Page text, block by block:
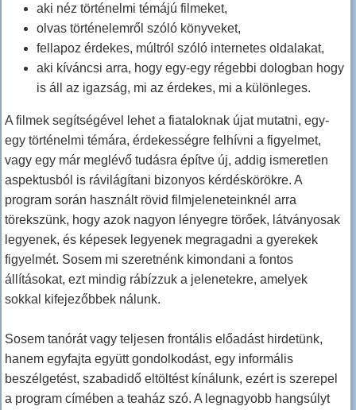
aki néz történelmi témájú filmeket,
olvas történelemről szóló könyveket,
fellapoz érdekes, múltról szóló internetes oldalakat,
aki kíváncsi arra, hogy egy-egy régebbi dologban hogy
is áll az igazság, mi az érdekes, mi a különleges.
A filmek segítségével lehet a fiataloknak újat mutatni, egy-
egy történelmi témára, érdekességre felhívni a figyelmet,
vagy egy már meglévő tudásra építve új, addig ismeretlen
aspektusból is rávilágítani bizonyos kérdéskörökre. A
program során használt rövid filmjeleneteinknél arra
törekszünk, hogy azok nagyon lényegre törőek, látványosak
legyenek, és képesek legyenek megragadni a gyerekek
figyelmét. Sosem mi szeretnénk kimondani a fontos
állításokat, ezt mindig rábízzuk a jelenetekre, amelyek
sokkal kifejezőbbek nálunk.
Sosem tanórát vagy teljesen frontális előadást hirdetünk,
hanem egyfajta együtt gondolkodást, egy informális
beszélgetést, szabadidő eltöltést kínálunk, ezért is szerepel
a program címében a teaház szó. A legnagyobb hangsúlyt